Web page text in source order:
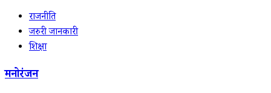
राजनीति
जरुरी जानकारी
शिक्षा
मनोरंजन